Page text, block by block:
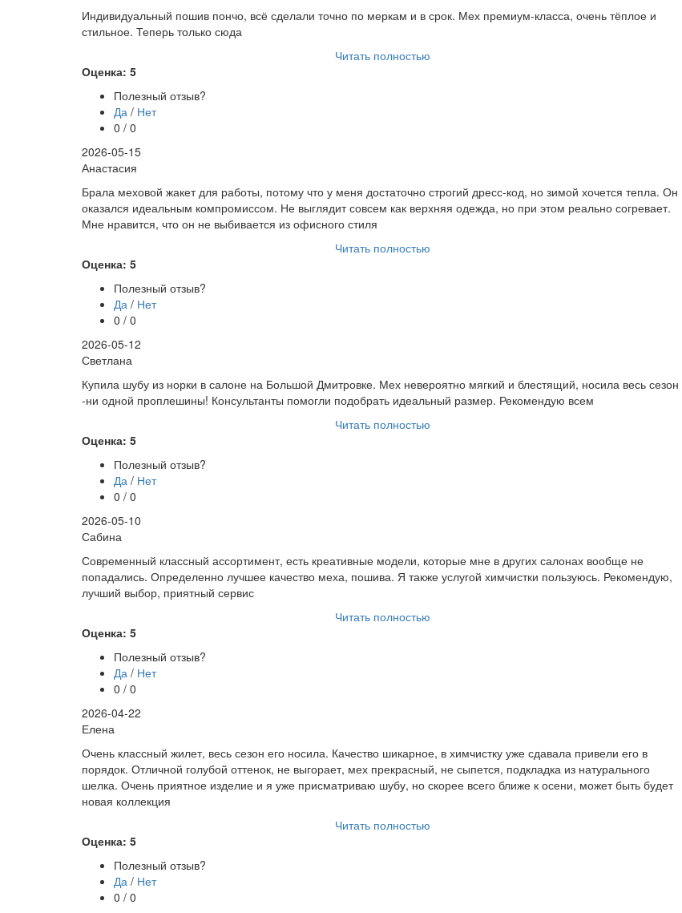
Индивидуальный пошив пончо, всё сделали точно по меркам и в срок. Мех премиум-класса, очень тёплое и
стильное. Теперь только сюда
Читать полностью
Оценка: 5
Полезный отзыв?
Да / Нет
0 / 0
2026-05-15
Анастасия
Брала меховой жакет для работы, потому что у меня достаточно строгий дресс-код, но зимой хочется тепла. Он
оказался идеальным компромиссом. Не выглядит совсем как верхняя одежда, но при этом реально согревает.
Мне нравится, что он не выбивается из офисного стиля
Читать полностью
Оценка: 5
Полезный отзыв?
Да / Нет
0 / 0
2026-05-12
Светлана
Купила шубу из норки в салоне на Большой Дмитровке. Мех невероятно мягкий и блестящий, носила весь сезон
-ни одной проплешины! Консультанты помогли подобрать идеальный размер. Рекомендую всем
Читать полностью
Оценка: 5
Полезный отзыв?
Да / Нет
0 / 0
2026-05-10
Сабина
Современный классный ассортимент, есть креативные модели, которые мне в других салонах вообще не
попадались. Определенно лучшее качество меха, пошива. Я также услугой химчистки пользуюсь. Рекомендую,
лучший выбор, приятный сервис
Читать полностью
Оценка: 5
Полезный отзыв?
Да / Нет
0 / 0
2026-04-22
Елена
Очень классный жилет, весь сезон его носила. Качество шикарное, в химчистку уже сдавала привели его в
порядок. Отличной голубой оттенок, не выгорает, мех прекрасный, не сыпется, подкладка из натурального
шелка. Очень приятное изделие и я уже присматриваю шубу, но скорее всего ближе к осени, может быть будет
новая коллекция
Читать полностью
Оценка: 5
Полезный отзыв?
Да / Нет
0 / 0